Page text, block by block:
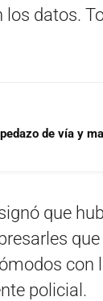
datos.
de vía y
que
con
policial.